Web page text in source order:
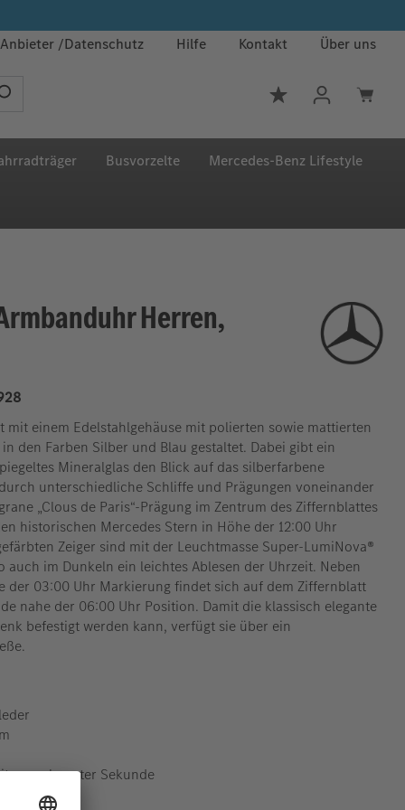
Anbieter Datenschutz Hilfe Kontakt Über uns
Du hast 0
Busvorzelte Mercedes‑Benz Lifestyle
Herren,
einem Edelstahlgehäuse mit polierten sowie mattierten
den Farben Silber und Blau gestaltet. Dabei gibt ein
Mineralglas den Blick auf das silberfarbene
unterschiedliche Schliffe und Prägungen voneinander
„Clous de Paris“-Prägung im Zentrum des Ziffernblattes
historischen Mercedes Stern in Höhe der 12:00 Uhr
Zeiger sind mit der Leuchtmasse Super-LumiNova®
im Dunkeln ein leichtes Ablesen der Uhrzeit. Neben
der 03:00 Uhr Markierung findet sich auf dem Ziffernblatt
nahe der 06:00 Uhr Position. Damit die klassisch elegante
befestigt werden kann, verfügt sie über ein
ausgelagerter Sekunde